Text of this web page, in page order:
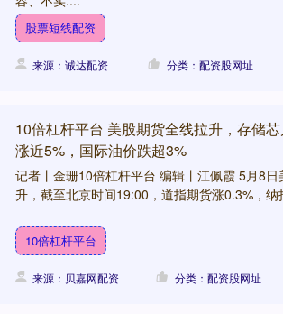
股票短线配资
来源：诚达配资 分类：配资股网址
10倍杠杆平台 美股期货全线拉升，存储
涨近5%，国际油价跌超3%
记者丨金珊10倍杠杆平台 编辑丨江佩霞 5月8
升，截至北京时间19:00，道指期货涨0.3%，
10倍杠杆平台
来源：贝嘉网配资 分类：配资股网址